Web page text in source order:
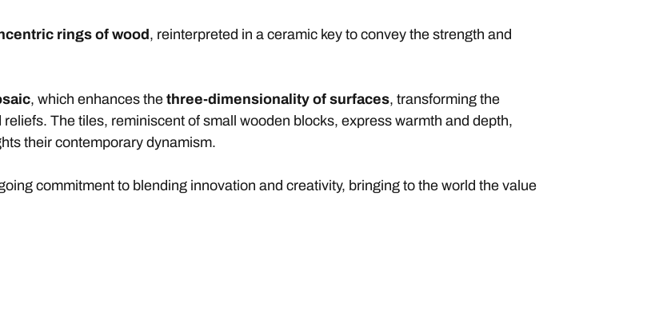
rings of wood, reinterpreted in a ceramic key to convey the strength and
, which enhances the three-dimensionality of surfaces, transforming the
The tiles, reminiscent of small wooden blocks, express warmth and depth,
their contemporary dynamism.
commitment to blending innovation and creativity, bringing to the world the value